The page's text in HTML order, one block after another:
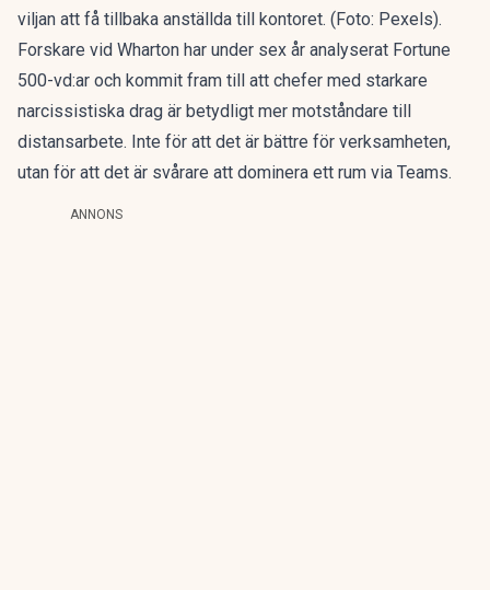
viljan att få tillbaka anställda till kontoret. (Foto: Pexels).
Forskare vid Wharton har under sex år analyserat Fortune
500-vd:ar och kommit fram till att chefer med starkare
narcissistiska drag är betydligt mer motståndare till
distansarbete. Inte för att det är bättre för verksamheten,
utan för att det är svårare att dominera ett rum via Teams.
ANNONS